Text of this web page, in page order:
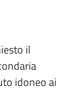
il
idoneo ai